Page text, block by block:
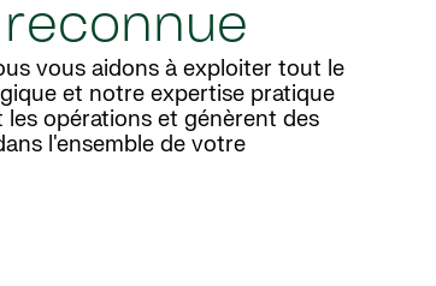
vous aidons à exploiter tout le
et notre expertise pratique
opérations et génèrent des
l'ensemble de votre